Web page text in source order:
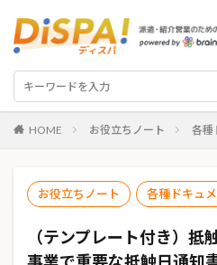
HOME お役立ちノート 各種
お役立ちノート 各種ドキュ
（テンプレート付き）抵